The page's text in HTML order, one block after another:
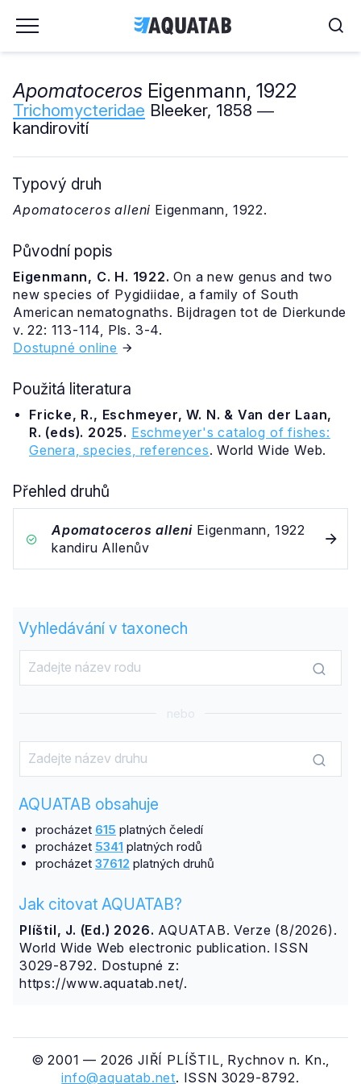
Apomatoceros Eigenmann, 1922
Trichomycteridae Bleeker, 1858 ―
kandirovití
Typový druh
Apomatoceros alleni Eigenmann, 1922.
Původní popis
Eigenmann, C. H. 1922. On a new genus and two
new species of Pygidiidae, a family of South
American nematognaths. Bijdragen tot de Dierkunde
v. 22: 113-114, Pls. 3-4.
Dostupné online
Použitá literatura
Fricke, R., Eschmeyer, W. N. & Van der Laan,
R. (eds). 2025. Eschmeyer's catalog of fishes:
Genera, species, references. World Wide Web.
Přehled druhů
Apomatoceros alleni Eigenmann, 1922
kandiru Allenův
Vyhledávání v taxonech
nebo
AQUATAB obsahuje
procházet 615 platných čeledí
procházet 5341 platných rodů
procházet 37612 platných druhů
Jak citovat AQUATAB?
Plíštil, J. (Ed.) 2026. AQUATAB. Verze (8/2026).
World Wide Web electronic publication. ISSN
3029-8792. Dostupné z:
https://www.aquatab.net/.
© 2001 — 2026 JIŘÍ PLÍŠTIL, Rychnov n. Kn.,
info@aquatab.net. ISSN 3029-8792.